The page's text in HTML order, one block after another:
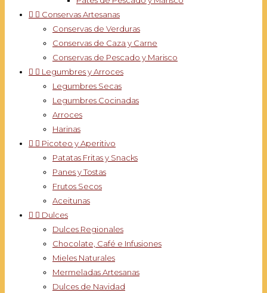
  Conservas Artesanas
Conservas de Verduras
Conservas de Caza y Carne
Conservas de Pescado y Marisco
  Legumbres y Arroces
Legumbres Secas
Legumbres Cocinadas
Arroces
Harinas
  Picoteo y Aperitivo
Patatas Fritas y Snacks
Panes y Tostas
Frutos Secos
Aceitunas
  Dulces
Dulces Regionales
Chocolate, Café e Infusiones
Mieles Naturales
Mermeladas Artesanas
Dulces de Navidad